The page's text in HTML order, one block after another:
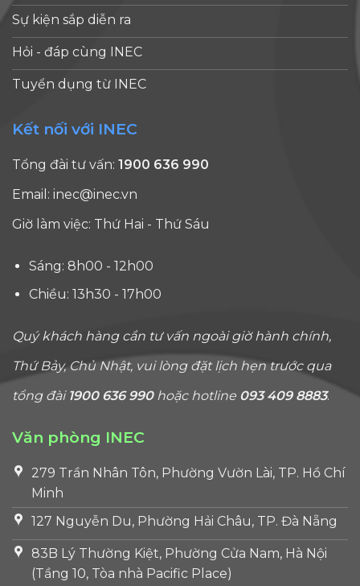
Sự kiện sắp diễn ra
Hỏi - đáp cùng INEC
Tuyển dụng từ INEC
Kết nối với INEC
Tổng đài tư vấn: 1900 636 990
Email: inec@inec.vn
Giờ làm việc: Thứ Hai - Thứ Sáu
Sáng: 8h00 - 12h00
Chiều: 13h30 - 17h00
Quý khách hàng cần tư vấn ngoài giờ hành chính,
Thứ Bảy, Chủ Nhật, vui lòng đặt lịch hẹn trước qua
tổng đài 1900 636 990hoặc hotline 093 409 8883.
Văn phòng INEC
279 Trần Nhân Tôn, Phường Vườn Lài, TP. Hồ Chí
Minh
127 Nguyễn Du, Phường Hải Châu, TP. Đà Nẵng
83B Lý Thường Kiệt, Phường Cửa Nam, Hà Nội
(Tầng 10, Tòa nhà Pacific Place)